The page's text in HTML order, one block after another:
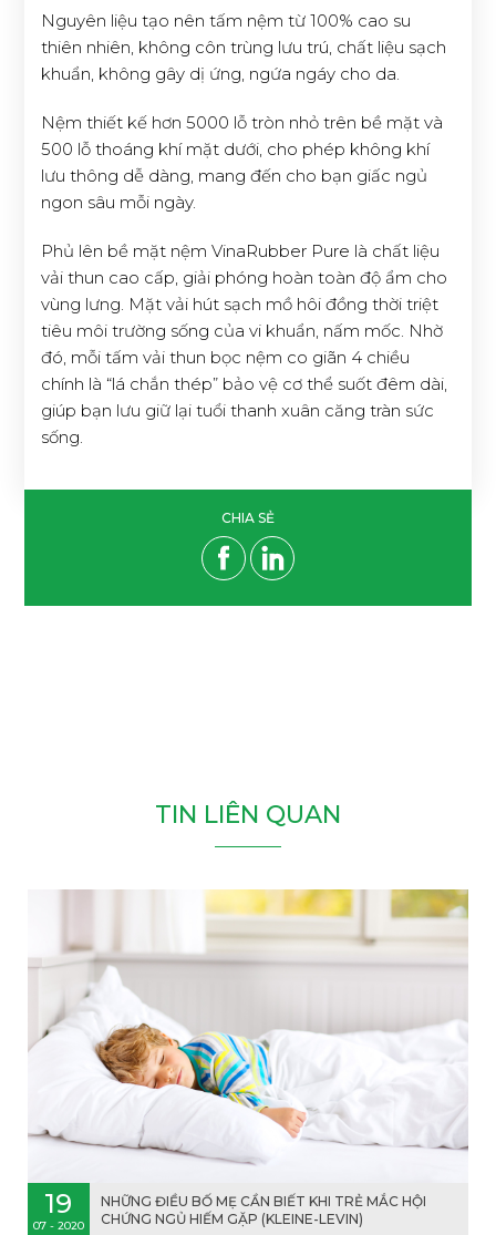
Nguyên liệu tạo nên tấm nệm từ 100% cao su
thiên nhiên, không côn trùng lưu trú, chất liệu sạch
khuẩn, không gây dị ứng, ngứa ngáy cho da.
Nệm thiết kế hơn 5000 lỗ tròn nhỏ trên bề mặt và
500 lỗ thoáng khí mặt dưới, cho phép không khí
lưu thông dễ dàng, mang đến cho bạn giấc ngủ
ngon sâu mỗi ngày.
Phủ lên bề mặt nệm VinaRubber Pure là chất liệu
vải thun cao cấp, giải phóng hoàn toàn độ ẩm cho
vùng lưng. Mặt vải hút sạch mồ hôi đồng thời triệt
tiêu môi trường sống của vi khuẩn, nấm mốc. Nhờ
đó, mỗi tấm vải thun bọc nệm co giãn 4 chiều
chính là “lá chắn thép” bảo vệ cơ thể suốt đêm dài,
giúp bạn lưu giữ lại tuổi thanh xuân căng tràn sức
sống.
CHIA SẺ
TIN LIÊN QUAN
19
07 - 2020
NHỮNG ĐIỀU BỐ MẸ CẦN BIẾT KHI TRẺ MẮC HỘI
CHỨNG NGỦ HIẾM GẶP (KLEINE-LEVIN)